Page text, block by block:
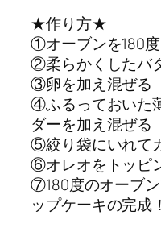
★作り方★
①オーブンを180
②柔らかくしたバ
③卵を加え混ぜる
④ふるっておいた
ダーを加え混ぜる
⑤絞り袋にいれて
⑥オレオをトッピ
⑦180度のオーブ
ップケーキの完成！